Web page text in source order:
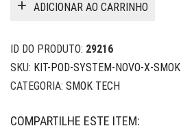
ADICIONAR AO CARRINHO
ID DO PRODUTO: 29216
SKU: KIT-POD-SYSTEM-NOVO-X-SMOK
CATEGORIA: SMOK TECH
COMPARTILHE ESTE ITEM: